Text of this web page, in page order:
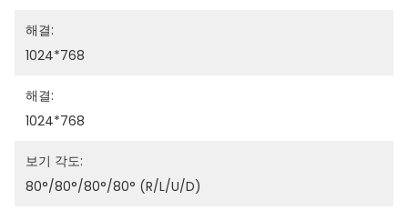
해결:
1024*768
해결:
1024*768
보기 각도:
80°/80°/80°/80° (R/L/U/D)